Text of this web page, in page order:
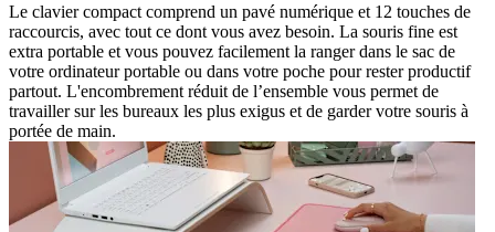
Le clavier compact comprend un pavé numérique et 12 touches de
raccourcis, avec tout ce dont vous avez besoin. La souris fine est
extra portable et vous pouvez facilement la ranger dans le sac de
votre ordinateur portable ou dans votre poche pour rester productif
partout. L'encombrement réduit de l’ensemble vous permet de
travailler sur les bureaux les plus exigus et de garder votre souris à
portée de main.